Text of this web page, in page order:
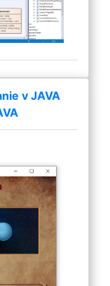
v JAVA